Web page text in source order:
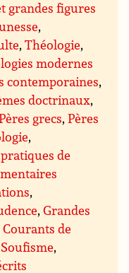
grandes figures
,
,Théologie,
modernes
contemporaines,
doctrinaux,
grecs,Pères
,
de
,
,Grandes
Courants de
Soufisme,